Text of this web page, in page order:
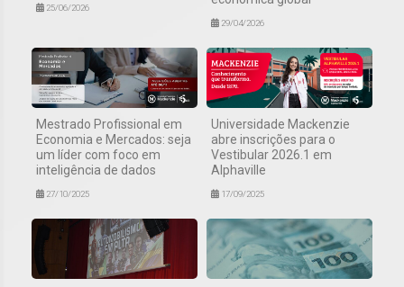
25/06/2026
29/04/2026
Mestrado Profissional em
Economia e Mercados: seja
um líder com foco em
inteligência de dados
27/10/2025
Universidade Mackenzie
abre inscrições para o
Vestibular 2026.1 em
Alphaville
17/09/2025